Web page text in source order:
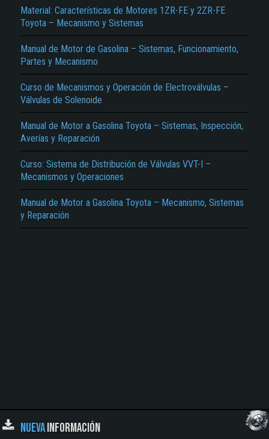
Material: Características de Motores 1ZR-FE y 2ZR-FE
Toyota – Mecanismo y Sistemas
Manual de Motor de Gasolina – Sistemas, Funcionamiento,
Partes y Mecanismo
Curso de Mecanismos y Operación de Electroválvulas –
Válvulas de Solenoide
Manual de Motor a Gasolina Toyota – Sistemas, Inspección,
Averías y Reparación
Curso: Sistema de Distribución de Válvulas VVT-I –
Mecanismos y Operaciones
Manual de Motor a Gasolina Toyota – Mecanismo, Sistemas
y Reparación
NUEVAINFORMACIÓN
El Título es incorrecto según el contenido.
Texto o Imagen de portada son erróneos.
Reportar otro tipo de error...